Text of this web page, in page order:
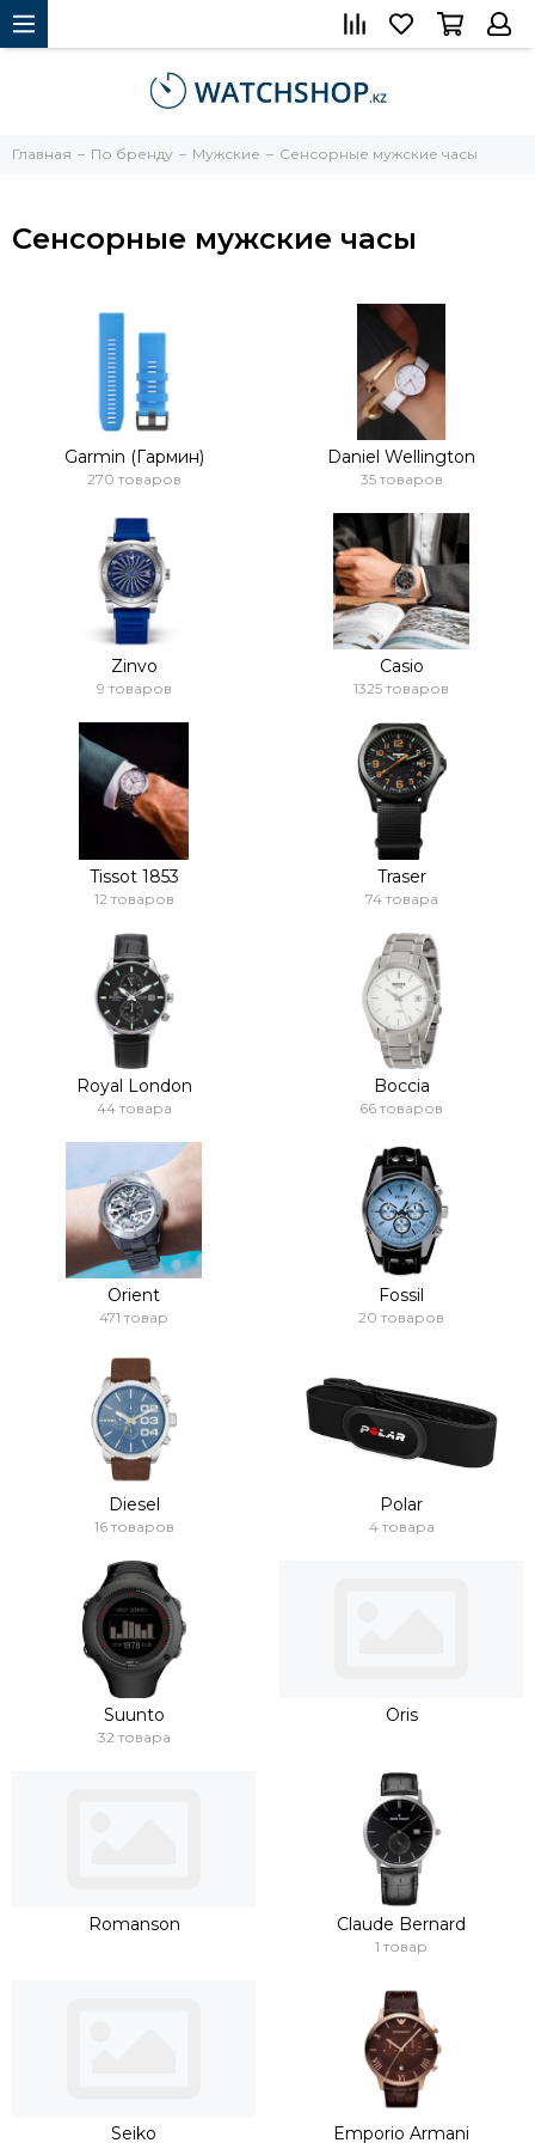
Главная По бренду Мужские Сенсорные мужские часы
Сенсорные мужские часы
Garmin (Гармин)
270 товаров
Daniel Wellington
35 товаров
Zinvo
9 товаров
Casio
1325 товаров
Tissot 1853
12 товаров
Traser
74 товара
Royal London
44 товара
Boccia
66 товаров
Orient
471 товар
Fossil
20 товаров
Diesel
16 товаров
Polar
4 товара
Suunto
32 товара
Oris
Romanson Claude Bernard
1 товар
Seiko Emporio Armani